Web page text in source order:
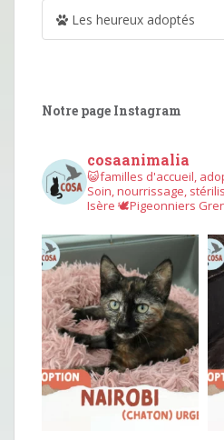
Les heureux adoptés
Notre page Instagram
cosaanimalia
😺familles d'accueil,
Soin, nourrissage,
Isère 🕊︎Pigeonniers